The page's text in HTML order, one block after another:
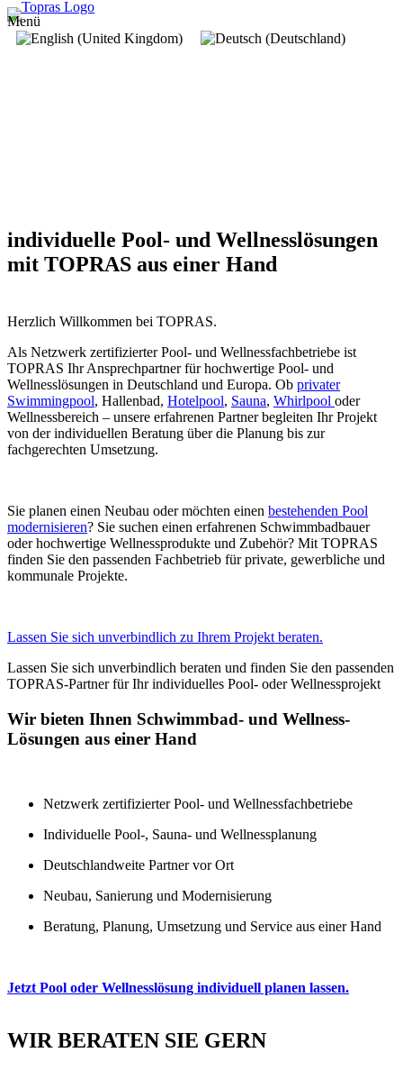
Menü
individuelle Pool- und Wellnesslösungen
mit TOPRAS aus einer Hand
Herzlich Willkommen bei TOPRAS.
Als Netzwerk zertifizierter Pool- und Wellnessfachbetriebe ist
TOPRAS Ihr Ansprechpartner für hochwertige Pool- und
Wellnesslösungen in Deutschland und Europa. Ob privater
Swimmingpool, Hallenbad, Hotelpool, Sauna, Whirlpool oder
Wellnessbereich – unsere erfahrenen Partner begleiten Ihr Projekt
von der individuellen Beratung über die Planung bis zur
fachgerechten Umsetzung.
Sie planen einen Neubau oder möchten einen bestehenden Pool
modernisieren? Sie suchen einen erfahrenen Schwimmbadbauer
oder hochwertige Wellnessprodukte und Zubehör? Mit TOPRAS
finden Sie den passenden Fachbetrieb für private, gewerbliche und
kommunale Projekte.
Lassen Sie sich unverbindlich zu Ihrem Projekt beraten.
Lassen Sie sich unverbindlich beraten und finden Sie den passenden
TOPRAS-Partner für Ihr individuelles Pool- oder Wellnessprojekt
Wir bieten Ihnen Schwimmbad- und Wellness-
Lösungen aus einer Hand
Netzwerk zertifizierter Pool- und Wellnessfachbetriebe
Individuelle Pool-, Sauna- und Wellnessplanung
Deutschlandweite Partner vor Ort
Neubau, Sanierung und Modernisierung
Beratung, Planung, Umsetzung und Service aus einer Hand
Jetzt Pool oder Wellnesslösung individuell planen lassen.
WIR BERATEN SIE GERN